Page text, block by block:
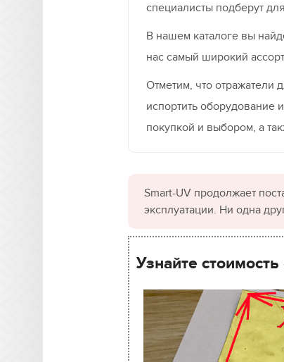
специалисты подберут
В нашем каталоге вы
нас самый широкий
Отметим, что отражатели
испортить оборудование
покупкой и выбором, а
Smart-UV продолжает
эксплуатации. Ни одна
Узнайте